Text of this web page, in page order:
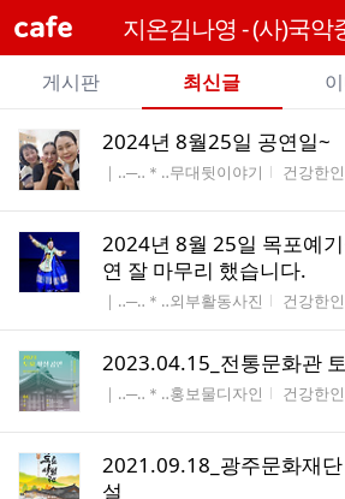
cafe 지온김나영 - (사)국악
카
페
메
뉴
게시판 최신글
전
체
글
리
2024년 8월25일 공연일~
게시판명
｜‥─‥＊‥무대뒷이야기 작성자
건강한
2024년 8월 25일 목포예
연 잘 마무리 했습니다.
게시판명
｜‥─‥＊‥외부활동사진 작성자
건강한
2023.04.15_전통문화관
게시판명
｜‥─‥＊‥홍보물디자인 작성자
건강한
2021.09.18_광주문화재
설